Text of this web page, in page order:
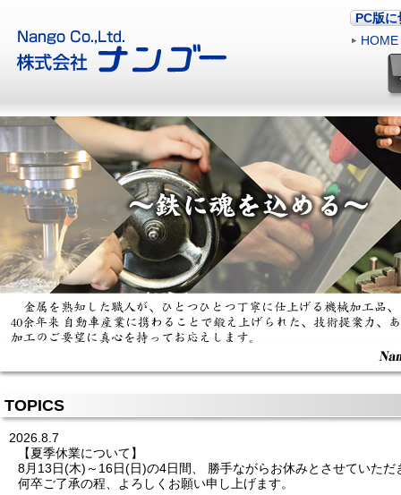
PC版に
HOME
TOPICS
2026.8.7
【夏季休業について】
8月13日(木)～16日(日)の4日間、 勝手ながらお休みとさせていただ
何卒ご了承の程、よろしくお願い申し上げます。